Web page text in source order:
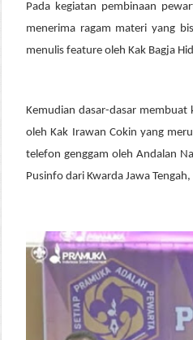
Pada kegiatan pembinaan
menerima ragam materi yang
menulis feature oleh Kak Bagja
Kemudian dasar-dasar membuat
oleh Kak Irawan Cokin yang
telefon genggam oleh Andalan
Pusinfo dari Kwarda Jawa